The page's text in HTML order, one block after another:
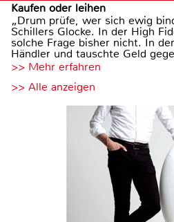
Kaufen oder leihen
„Drum prüfe, wer sich ewig
Schillers Glocke. In der High
solche Frage bisher nicht. In
Händler und tauschte Geld
>> Mehr erfahren
>> Alle anzeigen